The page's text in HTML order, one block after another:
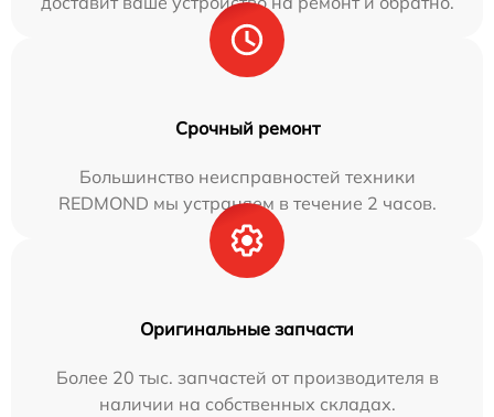
Срочный ремонт
Большинство неисправностей техники
REDMOND мы устраняем в течение 2 часов.
Оригинальные запчасти
Более 20 тыс. запчастей от производителя в
наличии на собственных складах.